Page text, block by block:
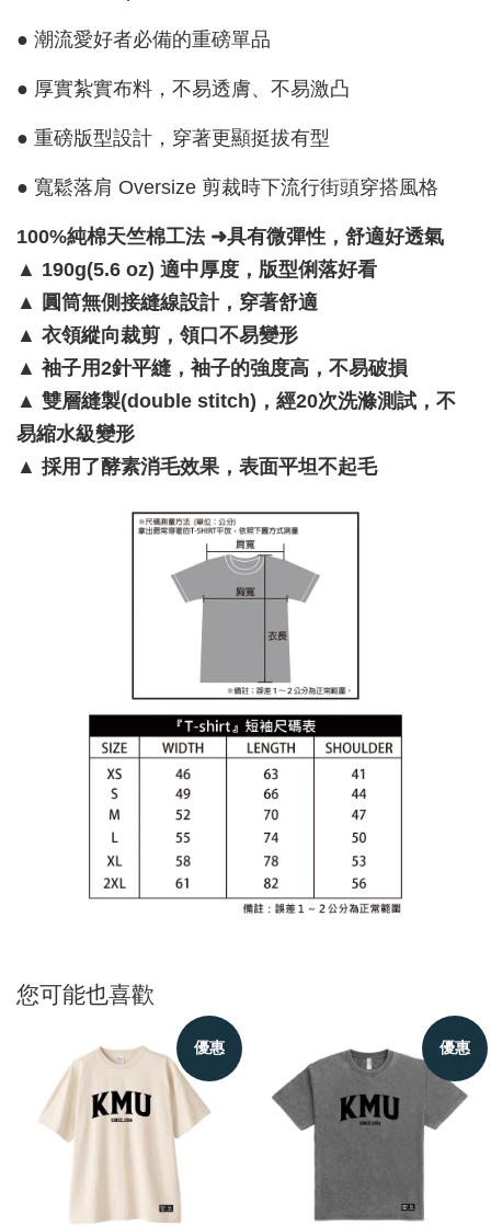
● 潮流愛好者必備的重磅單品
● 厚實紮實布料，不易透膚、不易激凸
● 重磅版型設計，穿著更顯挺拔有型
● 寬鬆落肩 Oversize 剪裁時下流行街頭穿搭風格
100%純棉天竺棉工法 ➜具有微彈性，舒適好透氣
▲ 190g(5.6 oz) 適中厚度，版型俐落好看
▲ 圓筒無側接縫線設計，穿著舒適
▲ 衣領縱向裁剪，領口不易變形
▲ 袖子用2針平縫，袖子的強度高，不易破損
▲ 雙層縫製(double stitch)，經20次洗滌測試，不
易縮水級變形
▲ 採用了酵素消毛效果，表面平坦不起毛
您可能也喜歡
優惠 優惠